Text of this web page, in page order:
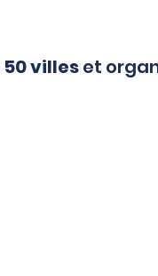
50 villeset